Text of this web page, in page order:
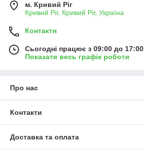
м. Кривий Ріг
Кривий Ріг, Кривий Ріг, Україна
Контакти
Сьогодні працює з 09:00 до 17:00
Показати весь графік роботи
Про нас
Контакти
Доставка та оплата